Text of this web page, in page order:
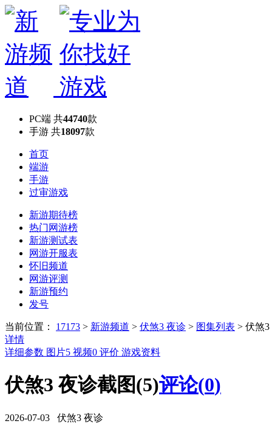
PC端 共44740款
手游 共18097款
首页
端游
手游
过审游戏
新游期待榜
热门网游榜
新游测试表
网游开服表
怀旧频道
网游评测
新游预约
发号
当前位置： 17173 > 新游频道 > 伏煞3 夜诊 > 图集列表 > 伏煞3
详情
详细参数 图片5 视频0 评价 游戏资料
伏煞3 夜诊截图(5)评论(0)
2026-07-03 伏煞3 夜诊